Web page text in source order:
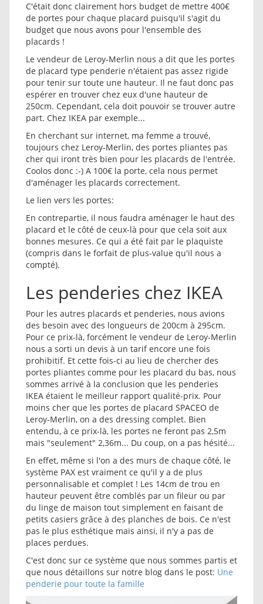
C'était donc clairement hors budget de mettre 400€
de portes pour chaque placard puisqu'il s'agit du
budget que nous avons pour l'ensemble des
placards !
Le vendeur de Leroy-Merlin nous a dit que les portes
de placard type penderie n'étaient pas assez rigide
pour tenir sur toute une hauteur. Il ne faut donc pas
espérer en trouver chez eux d'une hauteur de
250cm. Cependant, cela doit pouvoir se trouver autre
part. Chez IKEA par exemple...
En cherchant sur internet, ma femme a trouvé,
toujours chez Leroy-Merlin, des portes pliantes pas
cher qui iront très bien pour les placards de l'entrée.
Coolos donc :-) A 100€ la porte, cela nous permet
d'aménager les placards correctement.
Le lien vers les portes:
En contrepartie, il nous faudra aménager le haut des
placard et le côté de ceux-là pour que cela soit aux
bonnes mesures. Ce qui a été fait par le plaquiste
(compris dans le forfait de plus-value qu'il nous a
compté).
Les penderies chez IKEA
Pour les autres placards et penderies, nous avions
des besoin avec des longueurs de 200cm à 295cm.
Pour ce prix-là, forcément le vendeur de Leroy-Merlin
nous a sorti un devis à un tarif encore une fois
prohibitif. Et cette fois-ci au lieu de chercher des
portes pliantes comme pour les placard du bas, nous
sommes arrivé à la conclusion que les penderies
IKEA étaient le meilleur rapport qualité-prix. Pour
moins cher que les portes de placard SPACEO de
Leroy-Merlin, on a des dressing complet. Bien
entendu, à ce prix-là, les portes ne feront pas 2,5m
mais "seulement" 2,36m... Du coup, on a pas hésité...
En effet, même si l'on a des murs de chaque côté, le
système PAX est vraiment ce qu'il y a de plus
personnalisable et complet ! Les 14cm de trou en
hauteur peuvent être comblés par un fileur ou par
du linge de maison tout simplement en faisant de
petits casiers grâce à des planches de bois. Ce n'est
pas le plus esthétique mais ainsi, il n'y a pas de
places perdues.
C'est donc sur ce système que nous sommes partis et
que nous détaillons sur notre blog dans le post: Une
penderie pour toute la famille